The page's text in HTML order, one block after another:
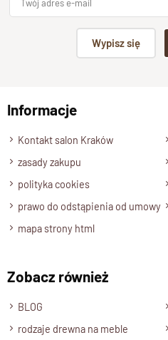
pod łóżkiem i łatwość w
Cechy produktu:
(palisander)
Ponadczasowy, klasyczny
wezgłowiem i wyraźnym
Stabilna,
pełna rama
egzemplarz jest unikatowy
Wykończenie: półmat,
struktury drewna
Dostępne rozmiary:
Łóżko CLASSIC to solidna baza
Podpis
Wyślij opinię
Wypisz się
Informacje
Kontakt salon Kraków
zasady zakupu
polityka cookies
prawo do odstąpienia od umowy
mapa strony html
Zobacz również
BLOG
rodzaje drewna na meble